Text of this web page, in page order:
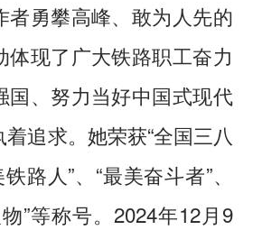
者勇攀高峰、敢为人先的
体现了广大铁路职工奋力
国、努力当好中国式现代
追求。她荣获“全国三八
路人”、“最美奋斗者”、
”等称号。2024年12月9